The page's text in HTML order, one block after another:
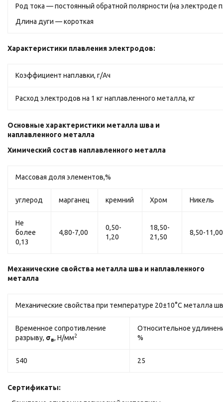
Род тока — постоянный обратной полярности (на электроде
Длина дуги — короткая
Характеристики плавления электродов:
Коэффициент наплавки, г/Ач
Расход электродов на 1 кг наплавленного металла, кг
Основные характеристики металла шва и
наплавленного металла
Химический состав наплавленного металла
Массовая доля элементов,%
углерод марганец кремний Хром Никель
Не
более
0,13
4,80-7,00
0,50-
1,20
18,50-
21,50
8,50-11,00
Механические свойства металла шва и наплавленного
металла
Механические свойства при температуре 20±10°С металла
Временное сопротивление
разрыву, σв, Н/мм2
Относительное
%
540 25
Сертификаты: